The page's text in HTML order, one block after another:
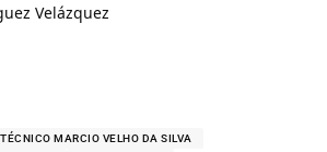
Velázquez
MARCIO VELHO DA SILVA